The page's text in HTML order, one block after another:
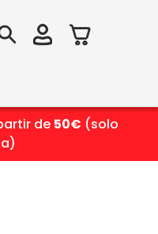
de 50€ (solo